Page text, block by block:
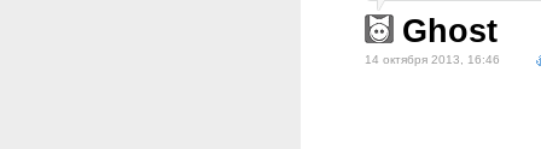
Ghost
14 октября 2013, 16:46